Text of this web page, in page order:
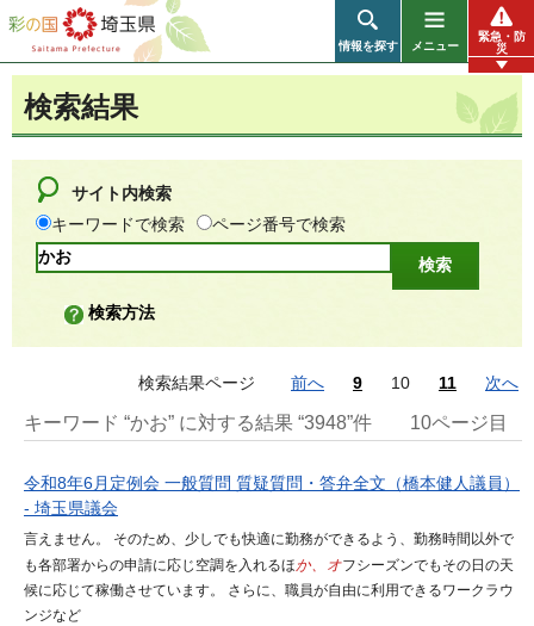
彩の国 埼玉県
情報を探す メニュー
緊急・防
災
検索結果
サイト内検索
キーワードで検索
ページ番号で検索
検索方法
検索結果ページ 前へ 9 10 11 次へ
キーワード “かお” に対する結果 “3948”件 10ページ目
令和8年6月定例会 一般質問 質疑質問・答弁全文（橋本健人議員）
- 埼玉県議会
言えません。 そのため、少しでも快適に勤務ができるよう、勤務時間以外で
も各部署からの申請に応じ空調を入れるほか、オフシーズンでもその日の天
候に応じて稼働させています。 さらに、職員が自由に利用できるワークラウ
ンジなど